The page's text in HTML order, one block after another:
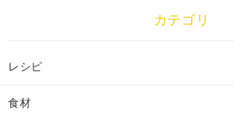
カテゴリ
レシピ
食材